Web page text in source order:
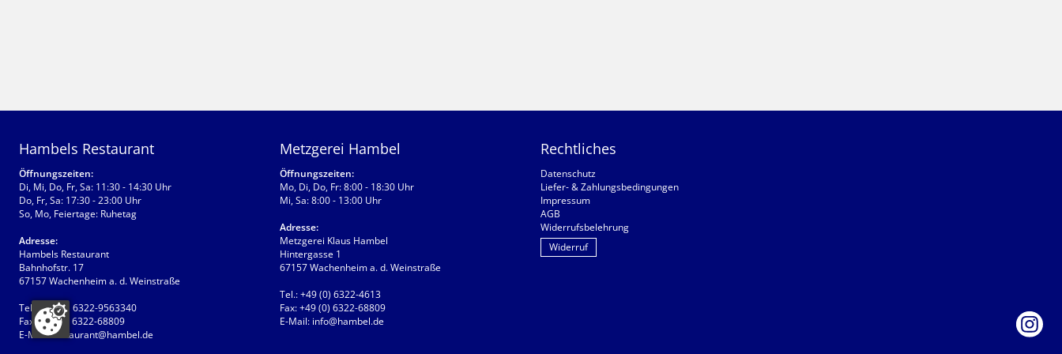
Rechtliches
Datenschutz
Liefer- & Zahlungsbedingungen
Impressum
AGB
Widerrufsbelehrung
Widerruf
Hambels Restaurant
Öffnungszeiten:
Di, Mi, Do, Fr, Sa: 11:30 - 14:30 Uhr
Do, Fr, Sa: 17:30 - 23:00 Uhr
So, Mo, Feiertage: Ruhetag
Adresse:
Hambels Restaurant
Bahnhofstr. 17
67157 Wachenheim a. d. Weinstraße
Tel.:+49 (0) 6322-9563340
Fax:+49 (0) 6322-68809
E-Mail:restaurant@hambel.de
Metzgerei Hambel
Öffnungszeiten:
Mo, Di, Do, Fr: 8:00 - 18:30 Uhr
Mi, Sa: 8:00 - 13:00 Uhr
Adresse:
Metzgerei Klaus Hambel
Hintergasse 1
67157 Wachenheim a. d. Weinstraße
Tel.:+49 (0) 6322-4613
Fax:+49 (0) 6322-68809
E-Mail: info@hambel.de